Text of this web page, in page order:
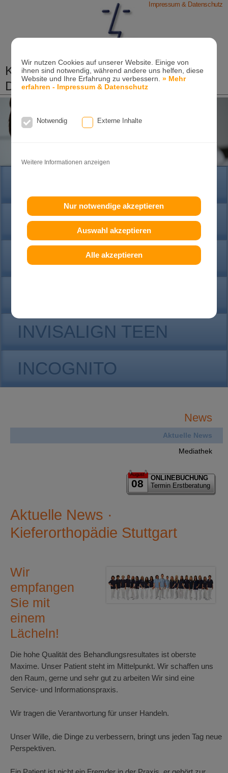
Wir nutzen Cookies auf unserer Website. Einige von
ihnen sind notwendig, während andere uns helfen, diese
Website und Ihre Erfahrung zu verbessern.» Mehr
erfahren - Impressum & Datenschutz
Notwendig Externe Inhalte
Weitere Informationen anzeigen
Nur notwendige akzeptieren
Auswahl akzeptieren
Alle akzeptieren
Impressum & Datenschutz
Kieferorthopädische Praxis
Dr. Konik & Kollegen
Zahn- und Kieferregulierungen für Kinder und
Erwachsene
Ganzheitliche-Kieferorthopädie
Erwachsenen-Kieferorthopädie
PRAXIS
KONTAKT
INVISALIGN TEEN
INCOGNITO
News
Aktuelle News
Mediathek
August
08
ONLINEBUCHUNG
Termin Erstberatung
Aktuelle News ·
Kieferorthopädie Stuttgart
Wir
empfangen
Sie mit
einem
Lächeln!
Die hohe Qualität des Behandlungsresultates ist oberste
Maxime. Unser Patient steht im Mittelpunkt. Wir schaffen uns
den Raum, gerne und sehr gut zu arbeiten Wir sind eine
Service- und Informationspraxis.
Wir tragen die Verantwortung für unser Handeln.
Unser Wille, die Dinge zu verbessern, bringt uns jeden Tag neue
Perspektiven.